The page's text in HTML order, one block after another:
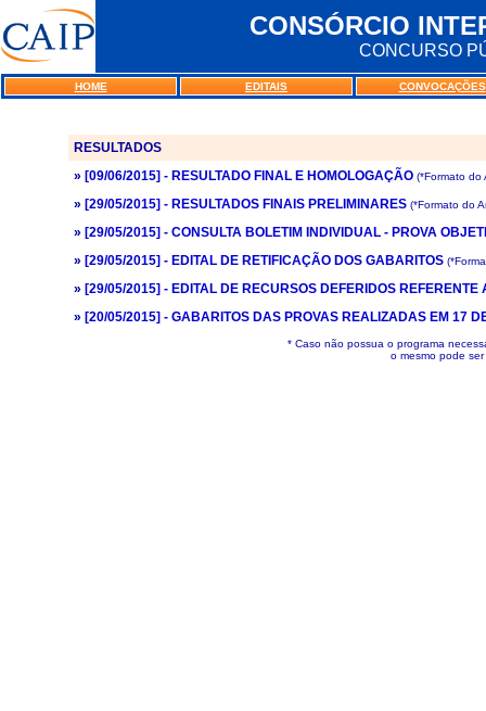
CONSÓRCIO
CONCURSO
HOME EDITAIS CONVOCAÇÕES
RESULTADOS
» [09/06/2015] - RESULTADO FINAL E HOMOLOGAÇÃO (*Formato do
» [29/05/2015] - RESULTADOS FINAIS PRELIMINARES (*Formato do
» [29/05/2015] - CONSULTA BOLETIM INDIVIDUAL - PROVA
» [29/05/2015] - EDITAL DE RETIFICAÇÃO DOS GABARITOS
» [29/05/2015] - EDITAL DE RECURSOS DEFERIDOS REFERENTE
» [20/05/2015] - GABARITOS DAS PROVAS REALIZADAS EM 17
* Caso não possua o programa
o mesmo pode